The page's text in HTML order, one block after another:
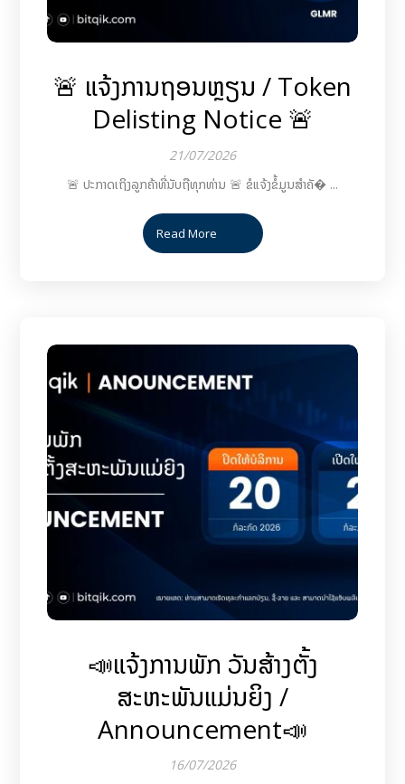
🚨 ແຈ້ງການຖອນຫຼຽນ / Token
Delisting Notice 🚨
21/07/2026
🚨 ປະກາດເຖິງລູກຄ້າທີ່ນັບຖືທຸກທ່ານ 🚨 ຂໍແຈ້ງຂໍ້ມູນສຳຄັ� ...
Read More
📣ແຈ້ງການພັກ ວັນສ້າງຕັ້ງ
ສະຫະພັນແມ່ນຍິງ /
Announcement📣
16/07/2026